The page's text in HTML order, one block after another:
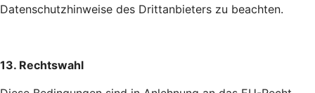
Datenschutzhinweise des Drittanbieters zu beachten.
13. Rechtswahl